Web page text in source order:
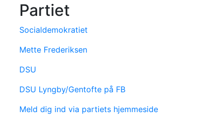
Partiet
Socialdemokratiet
Mette Frederiksen
DSU
DSU Lyngby/Gentofte på FB
Meld dig ind via partiets hjemmeside